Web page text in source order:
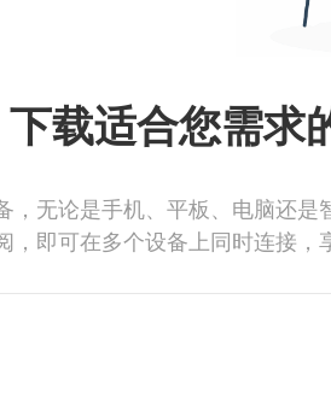
下载适合您需求
，无论是手机、平板、电脑还是
，即可在多个设备上同时连接，